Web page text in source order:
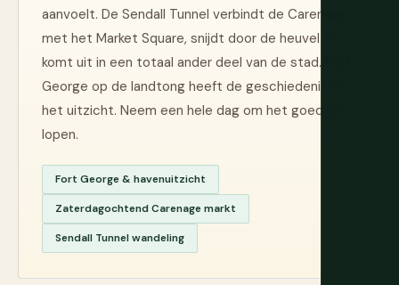
aanvoelt. De Sendall Tunnel verbindt de Carenage
met het Market Square, snijdt door de heuvel en
komt uit in een totaal ander deel van de stad. Fort
George op de landtong heeft de geschiedenis en
het uitzicht. Neem een hele dag om het goed te
lopen.
Fort George & havenuitzicht
Zaterdagochtend Carenage markt
Sendall Tunnel wandeling